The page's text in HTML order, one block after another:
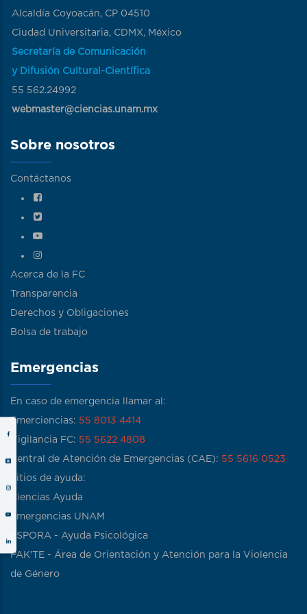
Alcaldía Coyoacán, CP 04510
Ciudad Universitaria, CDMX, México
Secretaría de Comunicación
y Difusión Cultural-Científica
55 562.24992
webmaster@ciencias.unam.mx
Sobre nosotros
Contáctanos
Acerca de la FC
Transparencia
Derechos y Obligaciones
Bolsa de trabajo
Emergencias
En caso de emergencia llamar al:
Emerciencias: 55 8013 4414
Vigilancia FC: 55 5622 4808
Central de Atención de Emergencias (CAE): 55 5616 0523
Sitios de ayuda:
Ciencias Ayuda
Emergencias UNAM
ESPORA - Ayuda Psicológica
PAK'TE - Área de Orientación y Atención para la Violencia
de Género